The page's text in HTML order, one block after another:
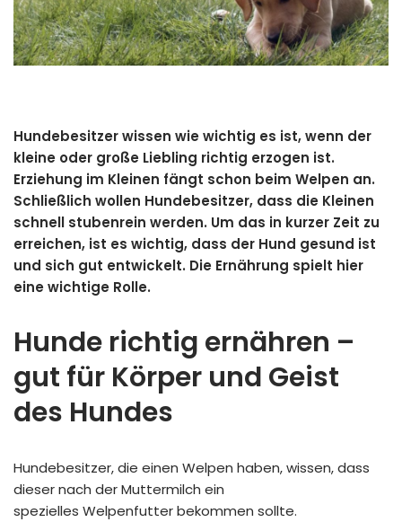
Hundebesitzer wissen wie wichtig es ist, wenn der
kleine oder große Liebling richtig erzogen ist.
Erziehung im Kleinen fängt schon beim Welpen an.
Schließlich wollen Hundebesitzer, dass die Kleinen
schnell stubenrein werden. Um das in kurzer Zeit zu
erreichen, ist es wichtig, dass der Hund gesund ist
und sich gut entwickelt. Die Ernährung spielt hier
eine wichtige Rolle.
Hunde richtig ernähren –
gut für Körper und Geist
des Hundes
Hundebesitzer, die einen Welpen haben, wissen, dass
dieser nach der Muttermilch ein
spezielles Welpenfutterbekommen sollte.